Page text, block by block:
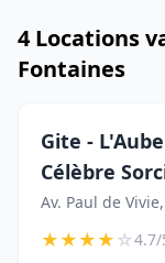
4 Locations
Fontaines
Gite -
Célèbre
Av. Paul de
★★★★☆4.7/